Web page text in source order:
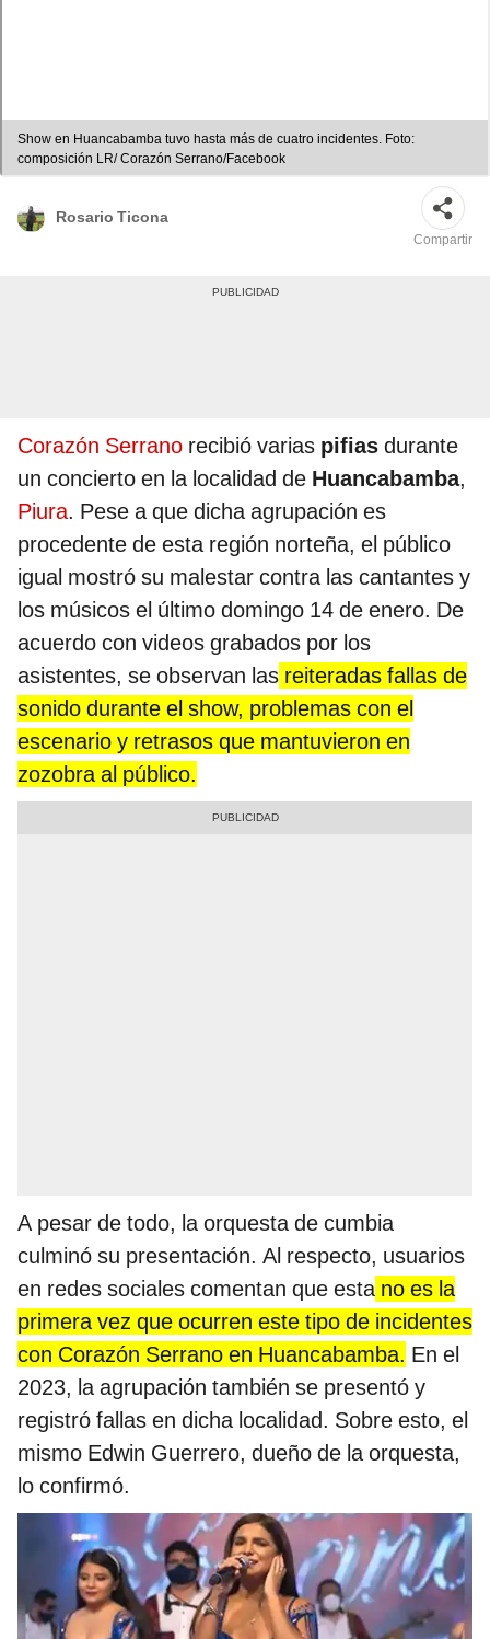
Show en Huancabamba tuvo hasta más de cuatro incidentes. Foto:
composición LR/ Corazón Serrano/Facebook
Rosario Ticona
Compartir
Corazón Serrano recibió varias pifias durante
un concierto en la localidad de Huancabamba,
Piura. Pese a que dicha agrupación es
procedente de esta región norteña, el público
igual mostró su malestar contra las cantantes y
los músicos el último domingo 14 de enero. De
acuerdo con videos grabados por los
asistentes, se observan las reiteradas fallas de
sonido durante el show, problemas con el
escenario y retrasos que mantuvieron en
zozobra al público.
A pesar de todo, la orquesta de cumbia
culminó su presentación. Al respecto, usuarios
en redes sociales comentan que esta no es la
primera vez que ocurren este tipo de incidentes
con Corazón Serrano en Huancabamba. En el
2023, la agrupación también se presentó y
registró fallas en dicha localidad. Sobre esto, el
mismo Edwin Guerrero, dueño de la orquesta,
lo confirmó.